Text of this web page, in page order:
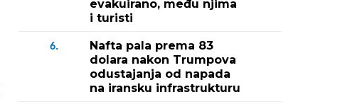
evakuirano, među njima
i turisti
6.
Nafta pala prema 83
dolara nakon Trumpova
odustajanja od napada
na iransku infrastrukturu